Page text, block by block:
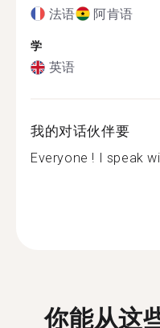
法语 阿肯语
学
英语
我的对话伙伴要
Everyone ! I speak
你能从这